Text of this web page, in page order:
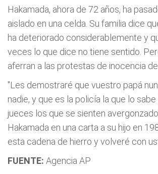
Hakamada, ahora de 72 años, ha
aislado en una celda. Su familia dice
ha deteriorado considerablemente y
veces lo que dice no tiene sentido.
aferran a las protestas de inocencia de
"Les demostraré que vuestro papá
nadie, y que es la policía la que lo
jueces los que se sienten
Hakamada en una carta a su hijo en
esta cadena de hierro y volveré con
FUENTE: Agencia AP